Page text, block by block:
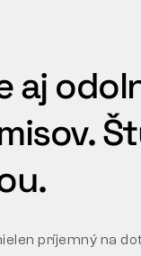
aj
príjemný na